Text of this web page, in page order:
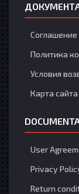
Соглашение
Политика
Условия
Карта сайта
User
Privacy
Return